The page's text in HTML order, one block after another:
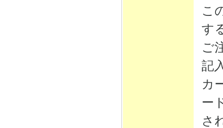
こ
す
ご
記
カ
ー
さ